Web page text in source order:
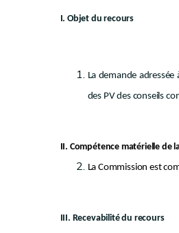
I. Objet du recours
La demande
des PV des conseils
II. Compétence matérielle de
La Commission est
III. Recevabilité du recours